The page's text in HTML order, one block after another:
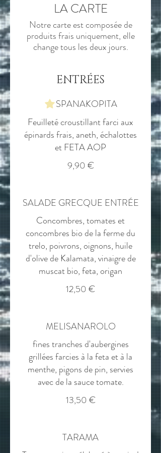
LA CARTE
Notre carte est composée de
produits frais uniquement, elle
ENTRÉES
SPANAKOPITA
Feuilleté croustillant farci aux
épinards frais, aneth, échalottes
et FETA AOP
9,90 €
SALADE GRECQUE ENTRÉE
Concombres, tomates et
concombres bio de la ferme du
trelo, poivrons, oignons, huile
d'olive de Kalamata, vinaigre de
muscat bio, feta, origan
12,50 €
MELISANAROLO
fines tranches d'aubergines
grillées farcies à la feta et à la
menthe, pigons de pin, servies
avec de la sauce tomate.
13,50 €
TARAMA